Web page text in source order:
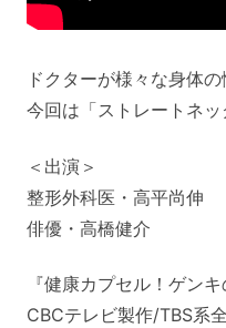
ドクターが様々な身体
今回は「ストレートネッ
＜出演＞
整形外科医・高平尚伸
俳優・高橋健介
『健康カプセル！ゲンキ
CBCテレビ製作/TBS系